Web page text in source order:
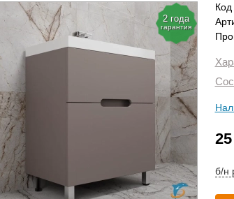
2 года
гарантия
Код
б/н